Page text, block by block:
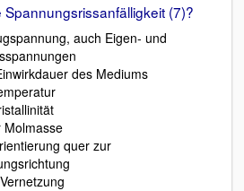
Spannungsrissanfälligkeit (7)?
auch Eigen- und
des Mediums
quer zur